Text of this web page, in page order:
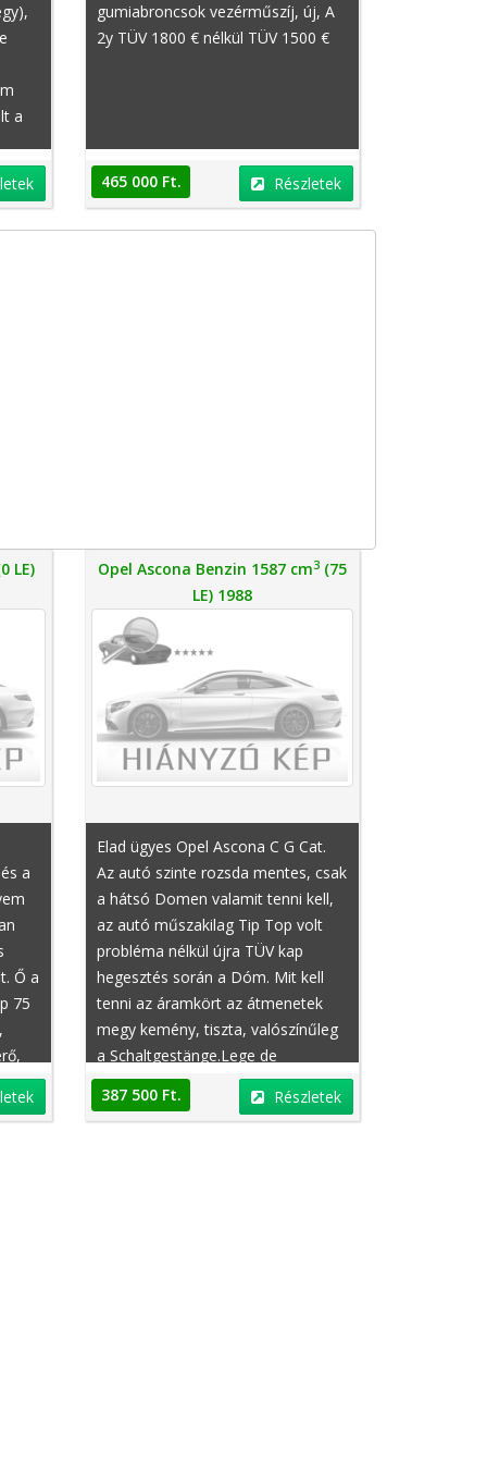
a
gumiabroncsok vezérműszíj, új, A
2y TÜV 1800 € nélkül TÜV 1500 €
465 000 Ft. Részletek
LE)
a
Ő a
75
Opel Ascona Benzin 1587 cm3 (75
LE) 1988
Elad ügyes Opel Ascona C G Cat.
Az autó szinte rozsda mentes, csak
a hátsó Domen valamit tenni kell,
az autó műszakilag Tip Top volt
probléma nélkül újra TÜV kap
hegesztés során a Dóm. Mit kell
tenni az áramkört az átmenetek
megy kemény, tiszta, valószínűleg
a Schaltgestänge.Lege de
elővigyázatosságból még egy
használt hajtómű velük. Kérjük,
387 500 Ft. Részletek